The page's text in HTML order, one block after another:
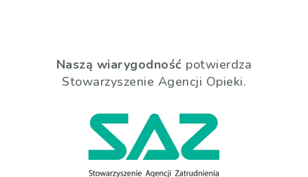
Naszą wiarygodność potwierdza
Stowarzyszenie Agencji Opieki.